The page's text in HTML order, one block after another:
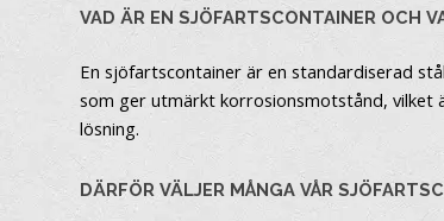
VAD ÄR EN SJÖFARTSCONTAINER OCH
En sjöfartscontainer är en standardiserad
som ger utmärkt korrosionsmotstånd, vilket
lösning.
DÄRFÖR VÄLJER MÅNGA VÅR